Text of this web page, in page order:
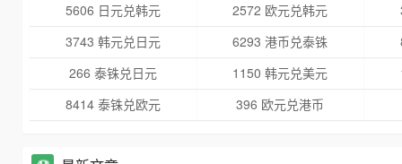
5606 日元兑韩元
2572 欧元兑韩元
3743 韩元兑日元
6293 港币兑泰铢
266 泰铢兑日元
1150 韩元兑美元
8414 泰铢兑欧元
396 欧元兑港币